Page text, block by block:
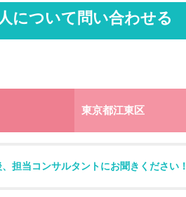
について問い合わせる
東京都江東区
担当コンサルタントにお聞きください！